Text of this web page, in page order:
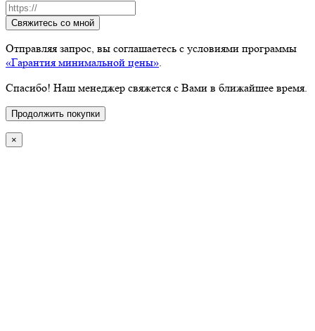
Свяжитесь со мной
Отправляя запрос, вы соглашаетесь с условиями программы
«Гарантия минимальной цены»
Спасибо! Наш менеджер свяжется с Вами в ближайшее время.
Продолжить покупки
×